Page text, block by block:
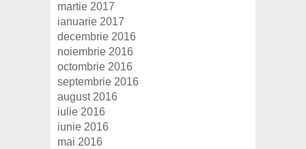
martie 2017
ianuarie 2017
decembrie 2016
noiembrie 2016
octombrie 2016
septembrie 2016
august 2016
iulie 2016
iunie 2016
mai 2016